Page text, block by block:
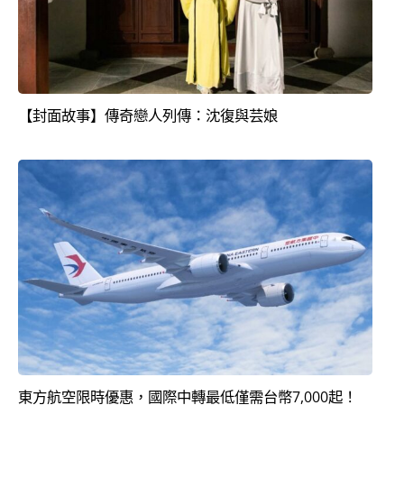
【封面故事】傳奇戀人列傳：沈復與芸娘
東方航空限時優惠，國際中轉最低僅需台幣7,000起！